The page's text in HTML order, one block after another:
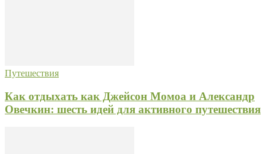
Путешествия
Как отдыхать как Джейсон Момоа и Александр
Овечкин: шесть идей для активного путешествия